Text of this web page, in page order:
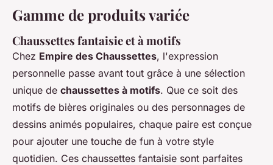
Gamme de produits variée
Chaussettes fantaisie et à motifs
Chez Empire des Chaussettes, l'expression
personnelle passe avant tout grâce à une sélection
unique de chaussettes à motifs. Que ce soit des
motifs de bières originales ou des personnages de
dessins animés populaires, chaque paire est conçue
pour ajouter une touche de fun à votre style
quotidien. Ces chaussettes fantaisie sont parfaites